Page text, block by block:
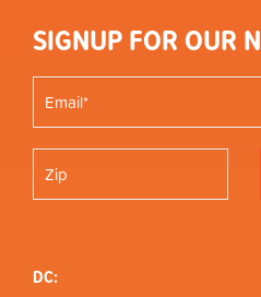
SIGNUP FOR OUR
DC: